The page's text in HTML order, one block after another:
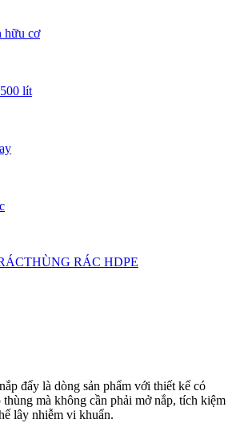
hữu cơ
lít
THÙNG RÁC HDPE
đẩy là dòng sản phẩm với thiết kế có
mà không cần phải mở nắp, tích kiệm
lây nhiễm vi khuẩn.